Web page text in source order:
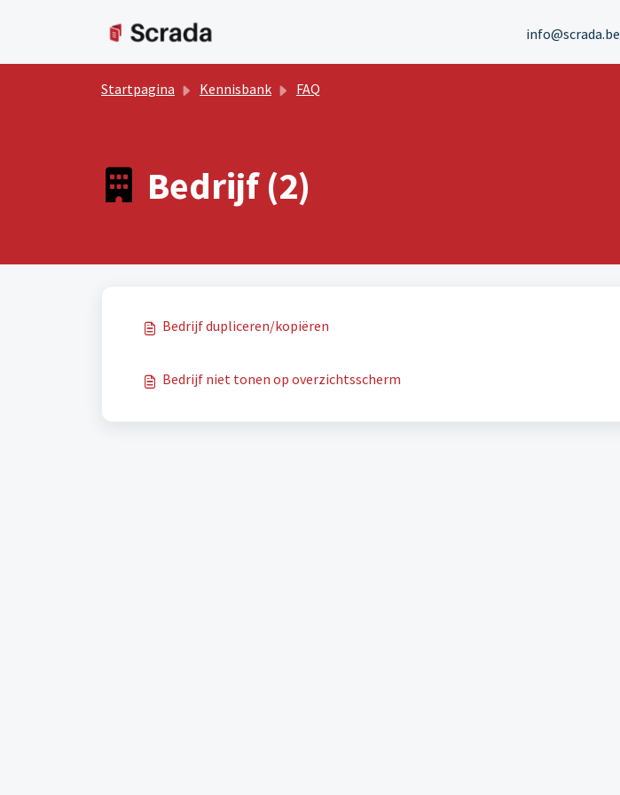
info@scrada.be
Startpagina Kennisbank FAQ
Bedrijf (2)
Bedrijf dupliceren/kopiëren
Bedrijf niet tonen op overzichtsscherm